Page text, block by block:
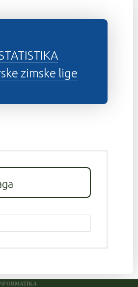
zimske lige